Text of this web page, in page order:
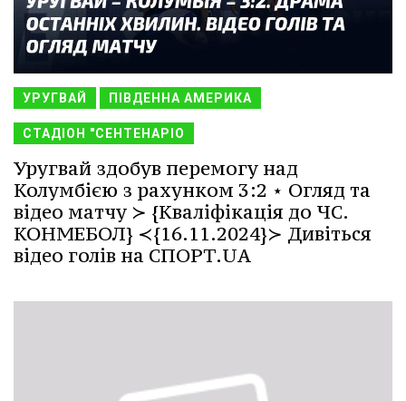
УРУГВАЙ ПІВДЕННА АМЕРИКА
СТАДІОН "СЕНТЕНАРІО
Уругвай здобув перемогу над
Колумбією з рахунком 3:2 ⋆ Огляд та
відео матчу ≻ {Кваліфікація до ЧС.
КОНМЕБОЛ} ≺{16.11.2024}≻ Дивіться
відео голів на СПОРТ.UA